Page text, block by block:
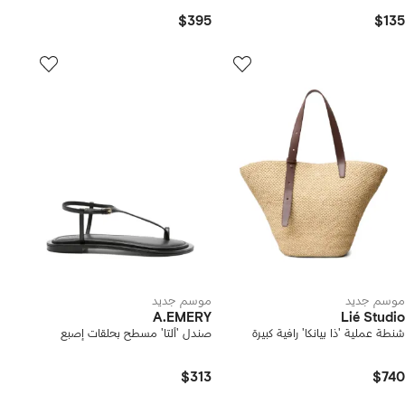
$135
$395
موسم جديد
Lié Studio
شنطة عملية 'ذا بيانكا' رافية كبيرة
$740
موسم جديد
A.EMERY
صندل 'ألتا' مسطح بحلقات إصبع
$313